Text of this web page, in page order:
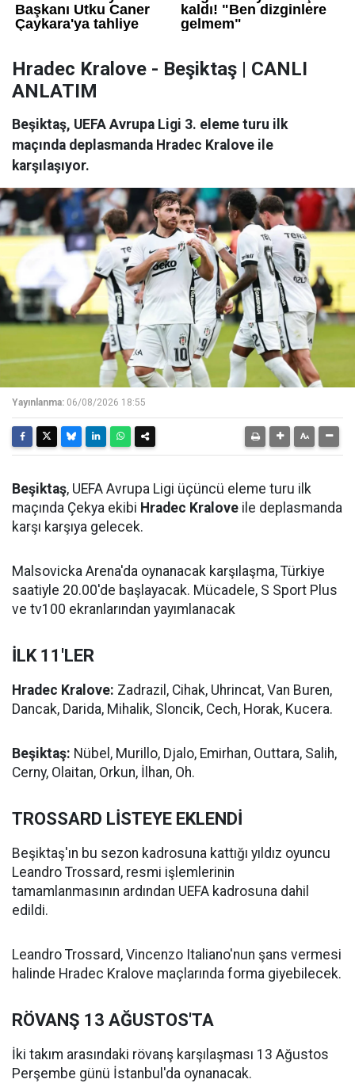
Hradec Kralove - Beşiktaş | CANLI
ANLATIM
Beşiktaş, UEFA Avrupa Ligi 3. eleme turu ilk
maçında deplasmanda Hradec Kralove ile
karşılaşıyor.
Yayınlanma: 06/08/2026 18:55
Beşiktaş, UEFA Avrupa Ligi üçüncü eleme turu ilk
maçında Çekya ekibi Hradec Kralove ile deplasmanda
karşı karşıya gelecek.
Malsovicka Arena'da oynanacak karşılaşma, Türkiye
saatiyle 20.00'de başlayacak. Mücadele, S Sport Plus
ve tv100 ekranlarından yayımlanacak
İLK 11'LER
Hradec Kralove: Zadrazil, Cihak, Uhrincat, Van Buren,
Dancak, Darida, Mihalik, Sloncik, Cech, Horak, Kucera.
Beşiktaş: Nübel, Murillo, Djalo, Emirhan, Outtara, Salih,
Cerny, Olaitan, Orkun, İlhan, Oh.
TROSSARD LİSTEYE EKLENDİ
Beşiktaş'ın bu sezon kadrosuna kattığı yıldız oyuncu
Leandro Trossard, resmi işlemlerinin
tamamlanmasının ardından UEFA kadrosuna dahil
edildi.
Leandro Trossard, Vincenzo Italiano'nun şans vermesi
halinde Hradec Kralove maçlarında forma giyebilecek.
RÖVANŞ 13 AĞUSTOS'TA
İki takım arasındaki rövanş karşılaşması 13 Ağustos
Perşembe günü İstanbul'da oynanacak.